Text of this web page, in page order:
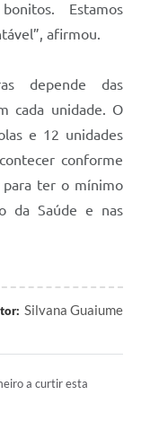
Estamos
afirmou.
depende das
cada unidade. O
e 12 unidades
conforme
para ter o mínimo
da Saúde e nas
Silvana Guaiume
a curtir esta